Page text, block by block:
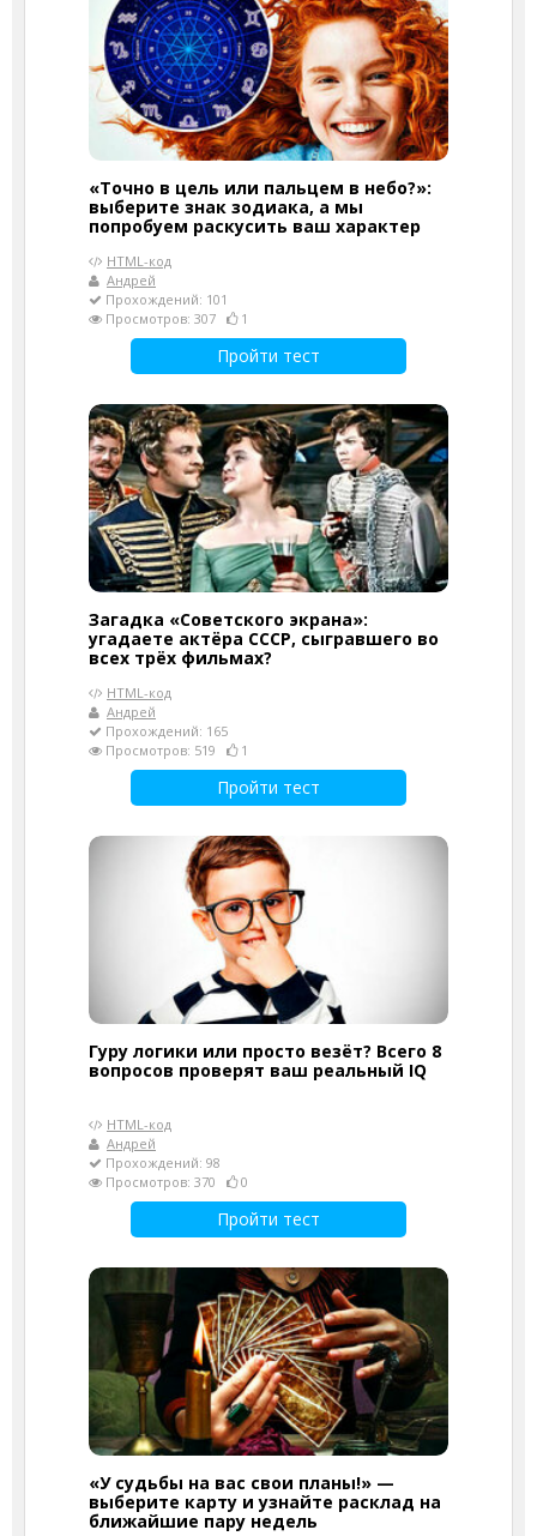
«Точно в цель или пальцем в небо?»:
выберите знак зодиака, а мы
попробуем раскусить ваш характер
HTML-код
Андрей
Прохождений: 101
Просмотров: 307
1
Пройти тест
Загадка «Советского экрана»:
угадаете актёра СССР, сыгравшего во
всех трёх фильмах?
HTML-код
Андрей
Прохождений: 165
Просмотров: 519
1
Пройти тест
Гуру логики или просто везёт? Всего 8
вопросов проверят ваш реальный IQ
HTML-код
Андрей
Прохождений: 98
Просмотров: 370
0
Пройти тест
«У судьбы на вас свои планы!» —
выберите карту и узнайте расклад на
ближайшие пару недель